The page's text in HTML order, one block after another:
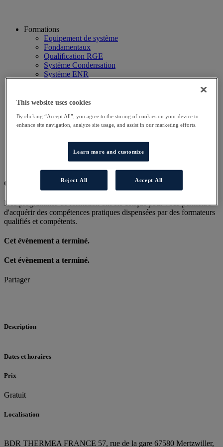
Formations
Equipement de système
Fondamentaux
Qualification RGE
Système Condensation
Système ENR
Webinaire
Hôtels
Planning
Particulier
Professionnel
Cet évènement a terminé.
Nos programmes de formation ont été conçus pour vous permettre
d'acquérir des compétences pratiques dispensées par des formateurs
qualifiés et compétents.
Cet évènement a terminé.
Cet évènement a terminé.
Partager
Description
Dates et horaires
Prix
Gratuit
Localisation
BDR THERMEA FRANCE 57, rue de la gare 67580 Mertzwiller,
This website uses cookies
By clicking “Accept All”, you agree to the storing of cookies on your device to
enhance site navigation, analyze site usage, and assist in our marketing efforts.
Learn more and customize
Reject All Accept All